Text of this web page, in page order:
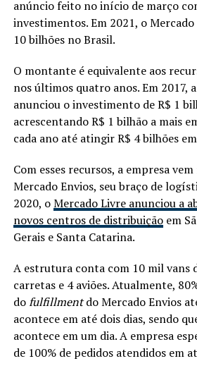
anúncio feito no início de março
investimentos. Em 2021, o
10 bilhões no Brasil.
O montante é equivalente aos
nos últimos quatro anos. Em 2017,
anunciou o investimento de R$ 1
acrescentando R$ 1 bilhão a mais
cada ano até atingir R$ 4 bilhões
Com esses recursos, a empresa
Mercado Envios, seu braço de
2020, oMercado Livre anunciou a
novos centros de distribuiçãoem
Gerais e Santa Catarina.
A estrutura conta com 10 mil vans
carretas e 4 aviões. Atualmente,
dofulfillmentdo Mercado Envios
acontece em até dois dias, sendo
acontece em um dia. A empresa
de 100% de pedidos atendidos em